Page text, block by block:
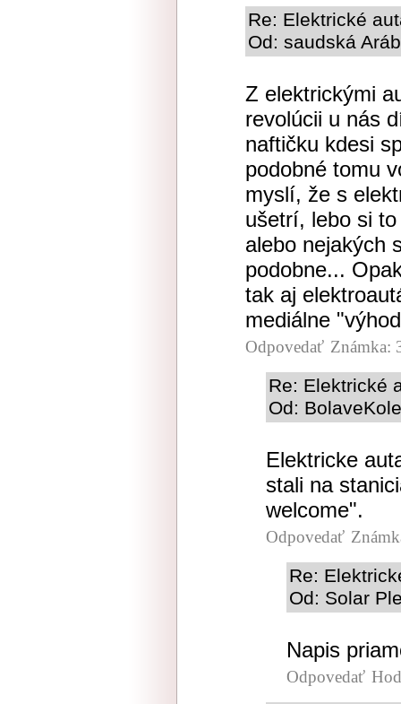
Re: Elektrické
Od: saudská
Z elektrickými
revolúcii u nás
naftičku kdesi
podobné tomu
myslí, že s
ušetrí, lebo si
alebo nejakých
podobne...
tak aj
mediálne
Odpovedať Známka:
Re: Elektrické
Od:
Elektricke
stali na
welcome".
Odpovedať
Re:
Od: Solar
Napis
Odpovedať